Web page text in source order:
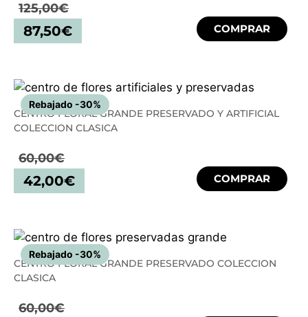
125,00€
87,50€ COMPRAR
Rebajado -30%
CENTRO FLORAL GRANDE PRESERVADO Y ARTIFICIAL
COLECCION CLASICA
60,00€
42,00€ COMPRAR
Rebajado -30%
CENTRO FLORAL GRANDE PRESERVADO COLECCION
CLASICA
60,00€